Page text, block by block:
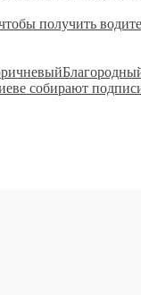
собирают